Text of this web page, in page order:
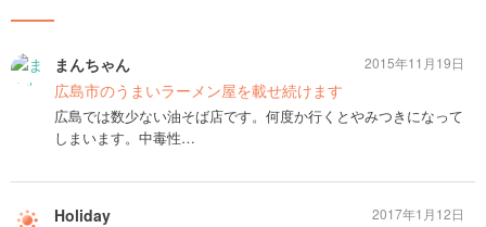
まんちゃん
広島市のうまいラーメン屋を載せ続けます
広島では数少ない油そば店です。何度か行くとやみつきになって
しまいます。中毒性…
2015年11月19日
Holiday 2017年1月12日